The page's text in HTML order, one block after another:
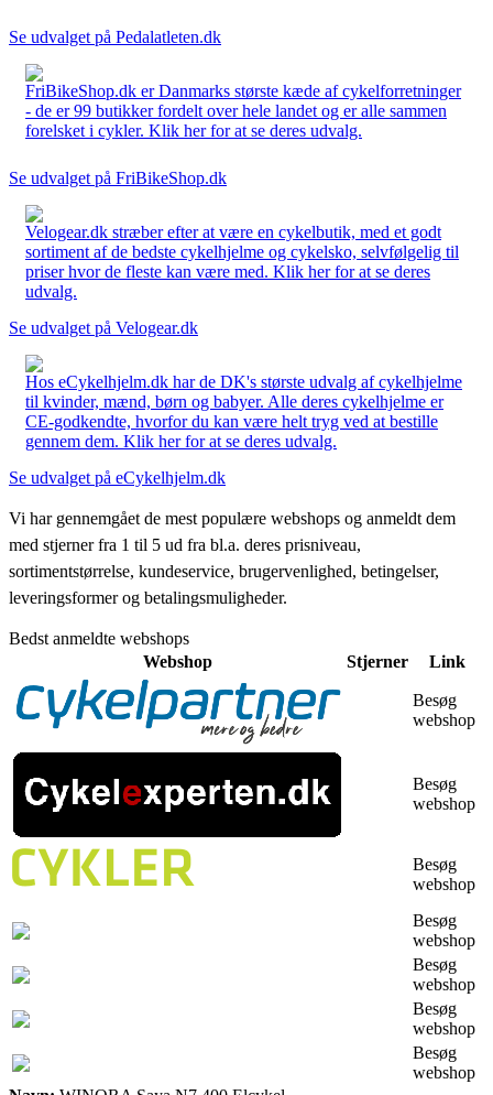
Se udvalget på Pedalatleten.dk
FriBikeShop.dk er Danmarks største kæde af cykelforretninger
- de er 99 butikker fordelt over hele landet og er alle sammen
forelsket i cykler. Klik her for at se deres udvalg.
Se udvalget på FriBikeShop.dk
Velogear.dk stræber efter at være en cykelbutik, med et godt
sortiment af de bedste cykelhjelme og cykelsko, selvfølgelig til
priser hvor de fleste kan være med. Klik her for at se deres
udvalg.
Se udvalget på Velogear.dk
Hos eCykelhjelm.dk har de DK's største udvalg af cykelhjelme
til kvinder, mænd, børn og babyer. Alle deres cykelhjelme er
CE-godkendte, hvorfor du kan være helt tryg ved at bestille
gennem dem. Klik her for at se deres udvalg.
Se udvalget på eCykelhjelm.dk
Vi har gennemgået de mest populære webshops og anmeldt dem
med stjerner fra 1 til 5 ud fra bl.a. deres prisniveau,
sortimentstørrelse, kundeservice, brugervenlighed, betingelser,
leveringsformer og betalingsmuligheder.
Bedst anmeldte webshops
Webshop
Stjerner Link
Besøg
webshop
Besøg
webshop
Besøg
webshop
Besøg
webshop
Besøg
webshop
Besøg
webshop
Besøg
webshop